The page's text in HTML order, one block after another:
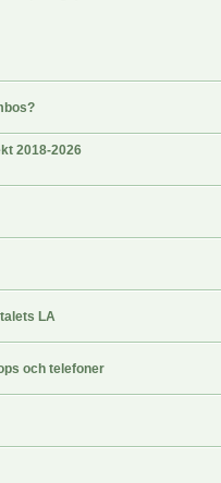
2018-2026
LA
och telefoner